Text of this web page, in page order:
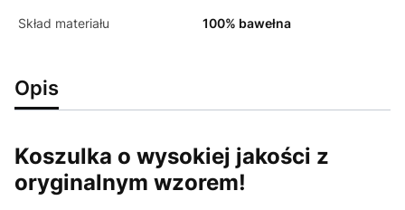
Skład materiału 100% bawełna
Opis
Koszulka o wysokiej jakości z
oryginalnym wzorem!